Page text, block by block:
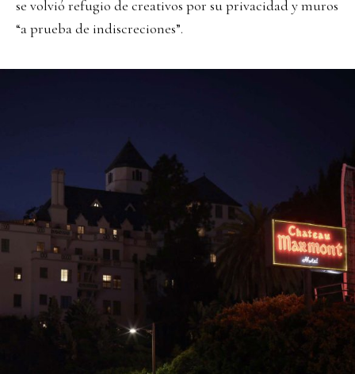
se volvió refugio de creativos por su privacidad y muros
“a prueba de indiscreciones”.